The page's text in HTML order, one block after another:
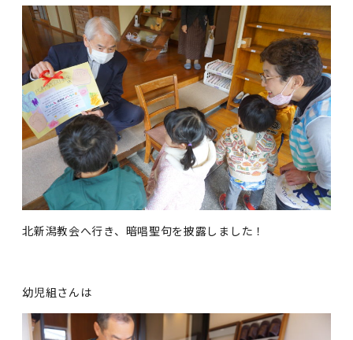
北新潟教会へ行き、暗唱聖句を披露しました！
幼児組さんは